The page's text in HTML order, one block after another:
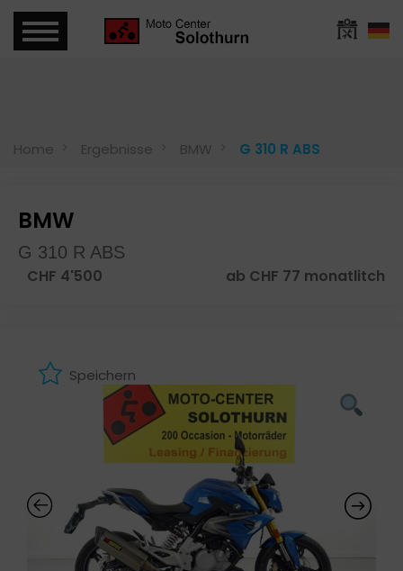
Home Ergebnisse BMW G 310 R ABS
BMW
G 310 R ABS
CHF 4'500 ab CHF 77 monatlitch
Speichern